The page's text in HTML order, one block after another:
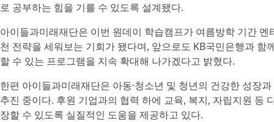
로 공부하는 힘을 기를 수 있도록 설계됐다.
아이들과미래재단은 이번 원데이 학습캠프가 여름방학 기간
천 전략을 세워보는 기회가 됐다며, 앞으로도 KB국민은행과
할 수 있는 프로그램을 지속 확대해 나가겠다고 밝혔다.
한편 아이들과미래재단은 아동·청소년 및 청년의 건강한 성장
추진 중이다. 후원 기업과의 협력 하에 교육, 복지, 자립지원 등
장할 수 있도록 실질적인 도움을 제공하고 있다.